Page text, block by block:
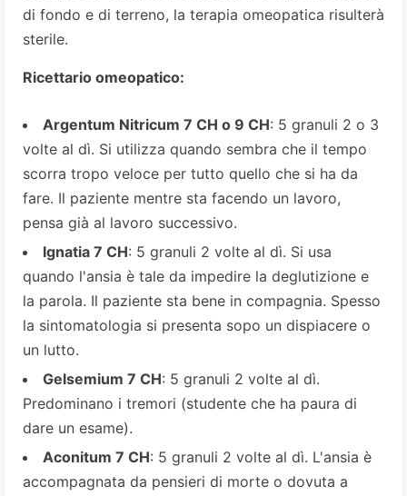
di fondo e di terreno, la terapia omeopatica risulterà
sterile.
Ricettario omeopatico:
Argentum Nitricum 7 CH o 9 CH: 5 granuli 2 o 3
volte al dì. Si utilizza quando sembra che il tempo
scorra tropo veloce per tutto quello che si ha da
fare. Il paziente mentre sta facendo un lavoro,
pensa già al lavoro successivo.
Ignatia 7 CH: 5 granuli 2 volte al dì. Si usa
quando l'ansia è tale da impedire la deglutizione e
la parola. Il paziente sta bene in compagnia. Spesso
la sintomatologia si presenta sopo un dispiacere o
un lutto.
Gelsemium 7 CH: 5 granuli 2 volte al dì.
Predominano i tremori (studente che ha paura di
dare un esame).
Aconitum 7 CH: 5 granuli 2 volte al dì. L'ansia è
accompagnata da pensieri di morte o dovuta a